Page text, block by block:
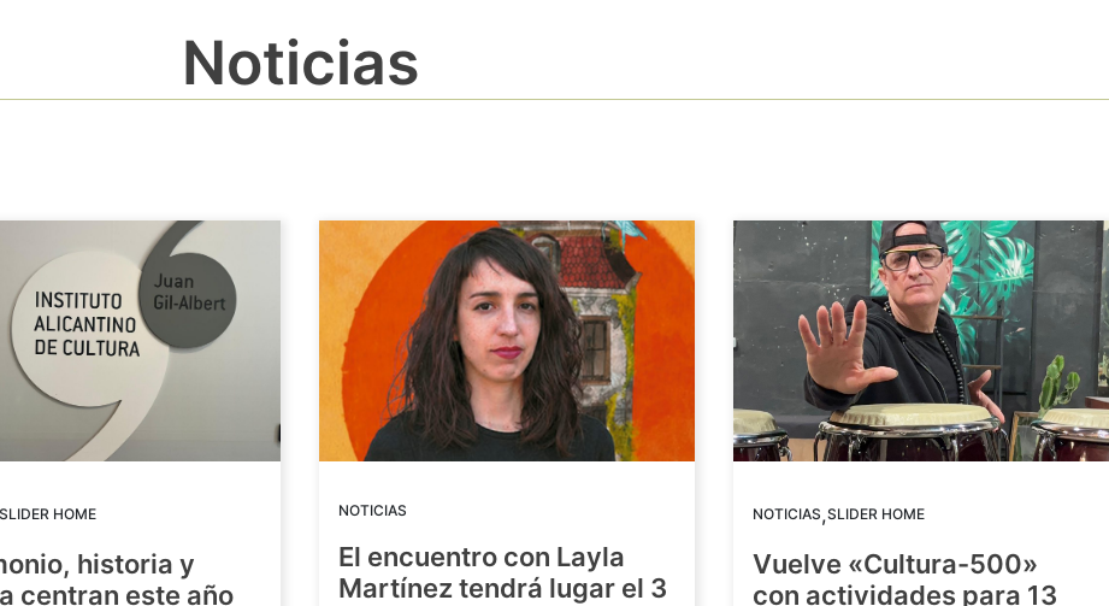
Noticias
SLIDER HOME
historia y
centran este año
NOTICIAS
El encuentro con Layla
Martínez tendrá lugar el 3
NOTICIAS,SLIDER HOME
Vuelve «Cultura-500»
con actividades para 13